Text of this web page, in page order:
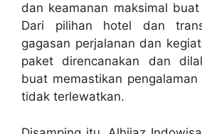
dan keamanan maksimal
Dari pilihan hotel dan
gagasan perjalanan dan
paket direncanakan dan
buat memastikan
tidak terlewatkan.